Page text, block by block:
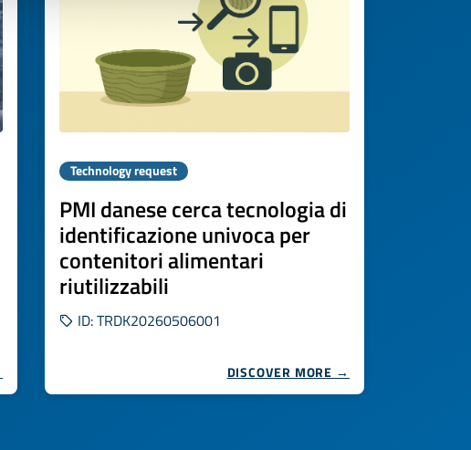
Technology request
PMI danese cerca tecnologia di
identificazione univoca per
contenitori alimentari
riutilizzabili
ID: TRDK20260506001
DISCOVER MORE →